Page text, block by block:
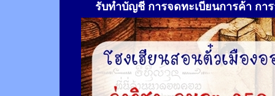
รับทำบัญชี การจดทะเบียนการค้า กา